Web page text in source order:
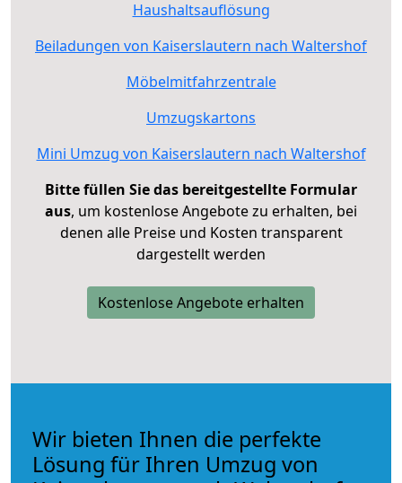
Haushaltsauflösung
Beiladungen von Kaiserslautern nach Waltershof
Möbelmitfahrzentrale
Umzugskartons
Mini Umzug von Kaiserslautern nach Waltershof
Bitte füllen Sie das bereitgestellte Formular
aus, um kostenlose Angebote zu erhalten, bei
denen alle Preise und Kosten transparent
dargestellt werden
Kostenlose Angebote erhalten
Wir bieten Ihnen die perfekte
Lösung für Ihren Umzug von